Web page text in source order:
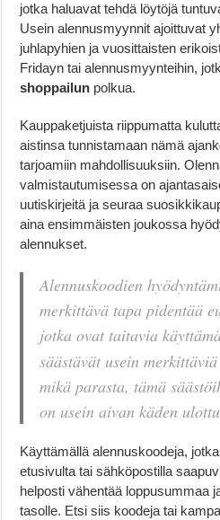
jotka haluavat tehdä löytöjä
Usein alennusmyynnit ajoittuvat
juhlapyhien ja vuosittaisten
Fridayn tai alennusmyynteihin,
shoppailun polkua.
Kauppaketjuista riippumatta
aistinsa tunnistamaan nämä
tarjoamiin mahdollisuuksiin.
valmistautumisessa on
uutiskirjeitä ja seuraa
aina ensimmäisten joukossa
alennukset.
Alennuskoodien
merkittävä tapa pidentää
jotka ovat taitavia
säästävät usein
mikä parasta, tämä
on usein aivan käden
Käyttämällä alennuskoodeja,
etusivulta tai sähköpostilla
helposti vähentää loppusummaa
tasolle. Etsi siis koodeja tai